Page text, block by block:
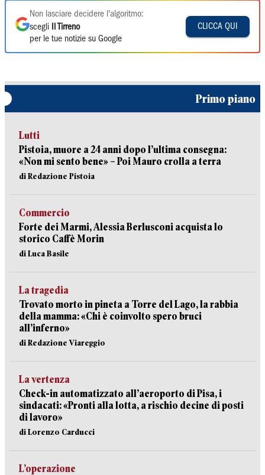
Non lasciare decidere l'algoritmo:
scegli
Il Tirreno
per le tue notizie su Google
CLICCA QUI
Primo piano
Lutti
Pistoia, muore a 24 anni dopo l’ultima consegna:
«Non mi sento bene» – Poi Mauro crolla a terra
di Redazione Pistoia
Commercio
Forte dei Marmi, Alessia Berlusconi acquista lo
storico Caffè Morin
di Luca Basile
La tragedia
Trovato morto in pineta a Torre del Lago, la rabbia
della mamma: «Chi è coinvolto spero bruci
all’inferno»
di Redazione Viareggio
La vertenza
Check-in automatizzato all’aeroporto di Pisa, i
sindacati: «Pronti alla lotta, a rischio decine di posti
di lavoro»
di Lorenzo Carducci
L’operazione